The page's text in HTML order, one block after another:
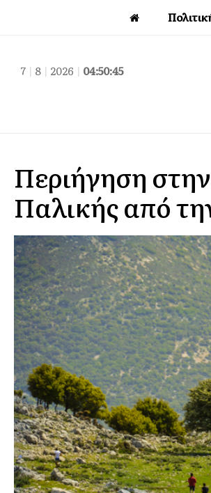
7 | 8 | 2026 | 04:50:46
Περιήγηση
Παλικής από